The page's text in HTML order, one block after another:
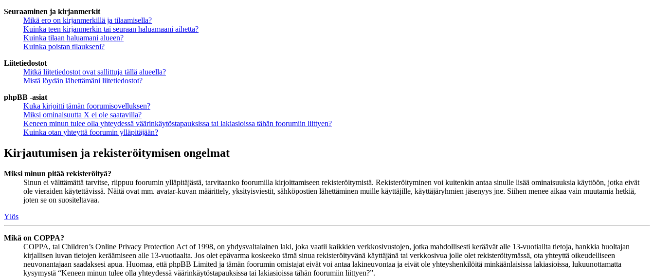
Seuraaminen ja kirjanmerkit
Mikä ero on kirjanmerkillä ja tilaamisella?
Kuinka teen kirjanmerkin tai seuraan haluamaani aihetta?
Kuinka tilaan haluamani alueen?
Kuinka poistan tilaukseni?
Liitetiedostot
Mitkä liitetiedostot ovat sallittuja tällä alueella?
Mistä löydän lähettämäni liitetiedostot?
phpBB -asiat
Kuka kirjoitti tämän foorumisovelluksen?
Miksi ominaisuutta X ei ole saatavilla?
Keneen minun tulee olla yhteydessä väärinkäytöstapauksissa tai lakiasioissa tähän foorumiin liittyen?
Kuinka otan yhteyttä foorumin ylläpitäjään?
Kirjautumisen ja rekisteröitymisen ongelmat
Miksi minun pitää rekisteröityä?
Sinun ei välttämättä tarvitse, riippuu foorumin ylläpitäjästä, tarvitaanko foorumilla kirjoittamiseen rekisteröitymistä. Rekisteröityminen voi kuitenkin antaa sinulle lisää ominaisuuksia käyttöön, jotka eivät
ole vieraiden käytettävissä. Näitä ovat mm. avatar-kuvan määrittely, yksityisviestit, sähköpostien lähettäminen muille käyttäjille, käyttäjäryhmien jäsenyys jne. Siihen menee aikaa vain muutamia hetkiä,
joten se on suositeltavaa.
Ylös
Mikä on COPPA?
COPPA, tai Children’s Online Privacy Protection Act of 1998, on yhdysvaltalainen laki, joka vaatii kaikkien verkkosivustojen, jotka mahdollisesti keräävät alle 13-vuotiailta tietoja, hankkia huoltajan
kirjallisen luvan tietojen keräämiseen alle 13-vuotiaalta. Jos olet epävarma koskeeko tämä sinua rekisteröityvänä käyttäjänä tai verkkosivua jolle olet rekisteröitymässä, ota yhteyttä oikeudelliseen
neuvonantajaan saadaksesi apua. Huomaa, että phpBB Limited ja tämän foorumin omistajat eivät voi antaa lakineuvontaa ja eivät ole yhteyshenkilöitä minkäänlaisissa lakiasioissa, lukuunottamatta
kysymystä “Keneen minun tulee olla yhteydessä väärinkäytöstapauksissa tai lakiasioissa tähän foorumiin liittyen?”.